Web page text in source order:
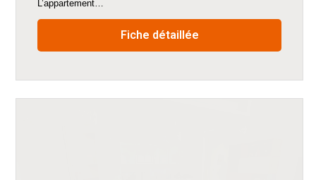
L’appartement…
Fiche détaillée